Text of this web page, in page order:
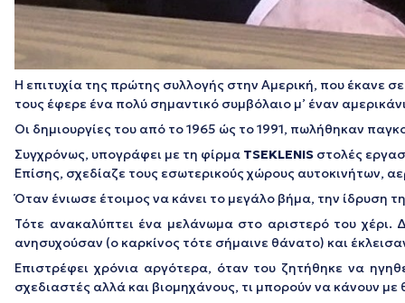
Η επιτυχία της πρώτης συλλογής στην Αμερική, που έκανε
τους έφερε ένα πολύ σημαντικό συμβόλαιο μ’ έναν
Οι δημιουργίες του από το 1965 ώς το 1991, πωλήθηκαν
Συγχρόνως, υπογράφει με τη φίρμα TSEKLENIS στολές
Επίσης, σχεδίαζε τους εσωτερικούς χώρους αυτοκινήτων,
Όταν ένιωσε έτοιμος να κάνει το μεγάλο βήμα, την ίδρυση
Τότε ανακαλύπτει ένα μελάνωμα στο αριστερό του χέρι.
ανησυχούσαν (ο καρκίνος τότε σήμαινε θάνατο) και
Επιστρέφει χρόνια αργότερα, όταν του ζητήθηκε να
σχεδιαστές αλλά και βιομηχάνους, τι μπορούν να κάνουν